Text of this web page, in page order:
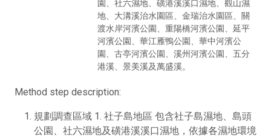
園、社六濕地、磺港溪溪口濕地、觀山濕
地、大溝溪治水園區、金瑞治水園區、關
渡水岸河濱公園、重陽橋河濱公園、延平
河濱公園、華江雁鴨公園、華中河濱公
園、古亭河濱公園、溪州河濱公園、五分
港溪、景美溪及萬盛溪。
Method step description:
規劃調查區域 1. 社子島地區 包含社子島濕地、島頭
公園、社六濕地及磺港溪溪口濕地，依據各濕地環境